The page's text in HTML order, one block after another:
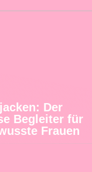
Der
Begleiter für
Frauen